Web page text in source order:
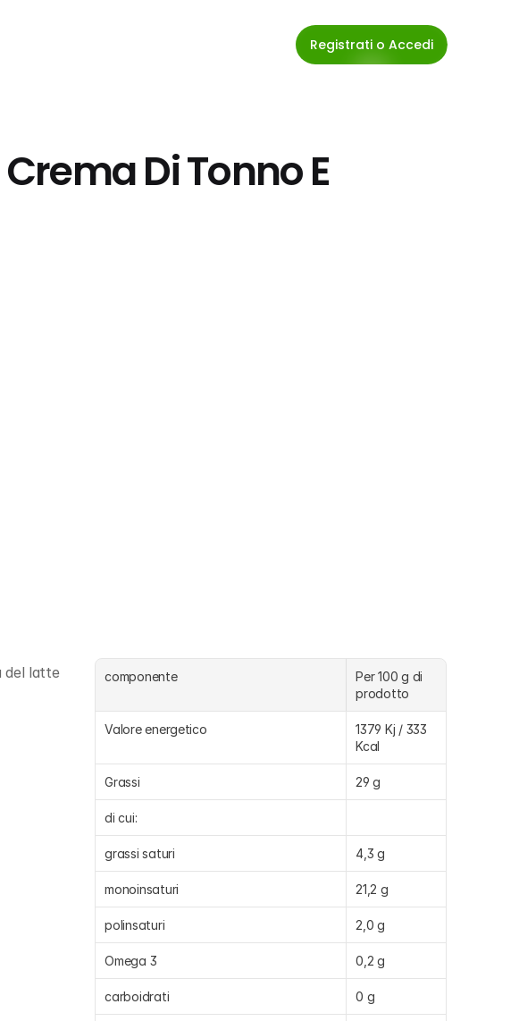
Registrati o Accedi
Di Tonno E
del latte componente
Per 100 g di
prodotto
Valore energetico
1379 Kj / 333
Kcal
Grassi 29 g
di cui:
grassi saturi 4,3 g
monoinsaturi 21,2 g
polinsaturi 2,0 g
Omega 3 0,2 g
carboidrati 0 g